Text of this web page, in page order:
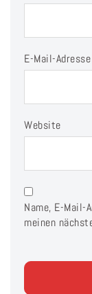
E-Mail-Adresse
Website
Name, E-Mail-
meinen